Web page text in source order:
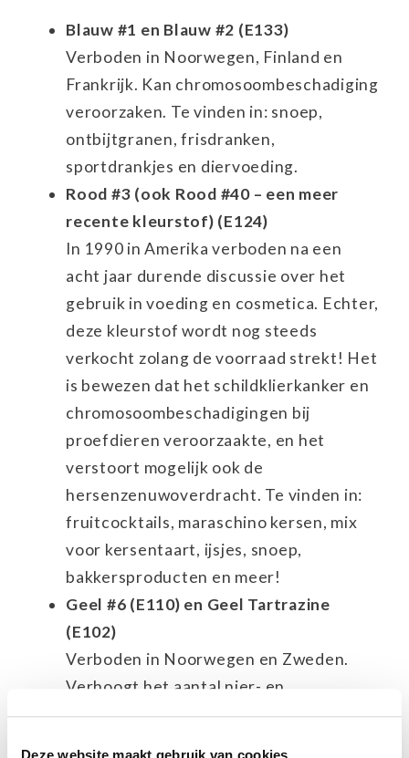
Deze website maakt gebruik van cookies
Blauw #1 en Blauw #2 (E133)
Verboden in Noorwegen, Finland en
Frankrijk. Kan chromosoombeschadiging
veroorzaken. Te vinden in: snoep,
ontbijtgranen, frisdranken,
sportdrankjes en diervoeding.
Rood #3 (ook Rood #40 – een meer
recente kleurstof) (E124)
In 1990 in Amerika verboden na een
acht jaar durende discussie over het
gebruik in voeding en cosmetica. Echter,
deze kleurstof wordt nog steeds
verkocht zolang de voorraad strekt! Het
is bewezen dat het schildklierkanker en
chromosoombeschadigingen bij
proefdieren veroorzaakte, en het
verstoort mogelijk ook de
hersenzenuwoverdracht. Te vinden in:
fruitcocktails, maraschino kersen, mix
voor kersentaart, ijsjes, snoep,
bakkersproducten en meer!
Geel #6 (E110) en Geel Tartrazine
(E102)
Verboden in Noorwegen en Zweden.
Verhoogt het aantal nier- en
bijniertumoren in proefdieren, kan